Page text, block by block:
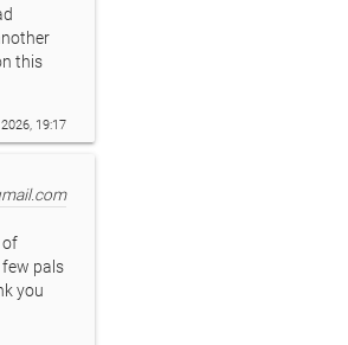
this
19:17
of
few pals
you